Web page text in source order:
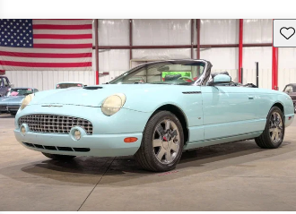
este Aviso